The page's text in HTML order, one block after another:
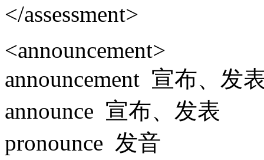
</assessment>
<announcement>
announcement 宣布、发
announce 宣布、发表
pronounce 发音